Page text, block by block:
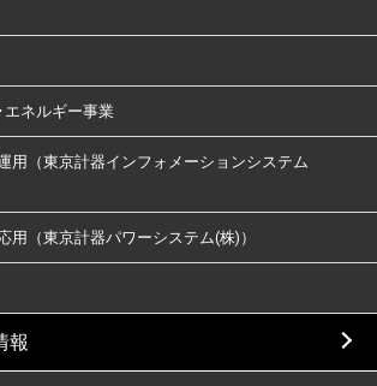
ネルギー事業
用（東京計器インフォメーションシステム
用（東京計器パワーシステム(株)）
報